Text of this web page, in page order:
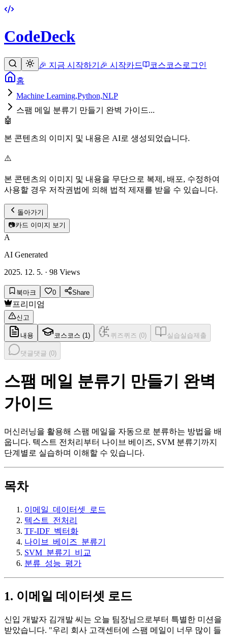
CodeDeck
🎉 지금 시작하기 🎉 시작카드 코스코스로그인
홈
Machine Learning,Python,NLP
스팸 메일 분류기 만들기 완벽 가이드...
🤖
본 콘텐츠의 이미지 및 내용은 AI로 생성되었습니다.
⚠️
본 콘텐츠의 이미지 및 내용을 무단으로 복제, 배포, 수정하여
사용할 경우 저작권법에 의해 법적 제재를 받을 수 있습니다.
돌아가기
📷카드 이미지 보기
A
AI Generated
2025. 12. 5. · 98 Views
북마크 0 Share
프리미엄
신고
내용 코스 코스 (1 ) 퀴즈퀴즈 (0) 실습실습제출
댓글댓글 (0)
스팸 메일 분류기 만들기 완벽
가이드
머신러닝을 활용해 스팸 메일을 자동으로 분류하는 방법을 배
웁니다. 텍스트 전처리부터 나이브 베이즈, SVM 분류기까지
단계별로 실습하며 이해할 수 있습니다.
목차
이메일_데이터셋_로드
텍스트_전처리
TF-IDF_벡터화
나이브_베이즈_분류기
SVM_분류기_비교
분류_성능_평가
1. 이메일 데이터셋 로드
신입 개발자 김개발 씨는 오늘 팀장님으로부터 특별한 미션을
받았습니다. "우리 회사 고객센터에 스팸 메일이 너무 많이 들